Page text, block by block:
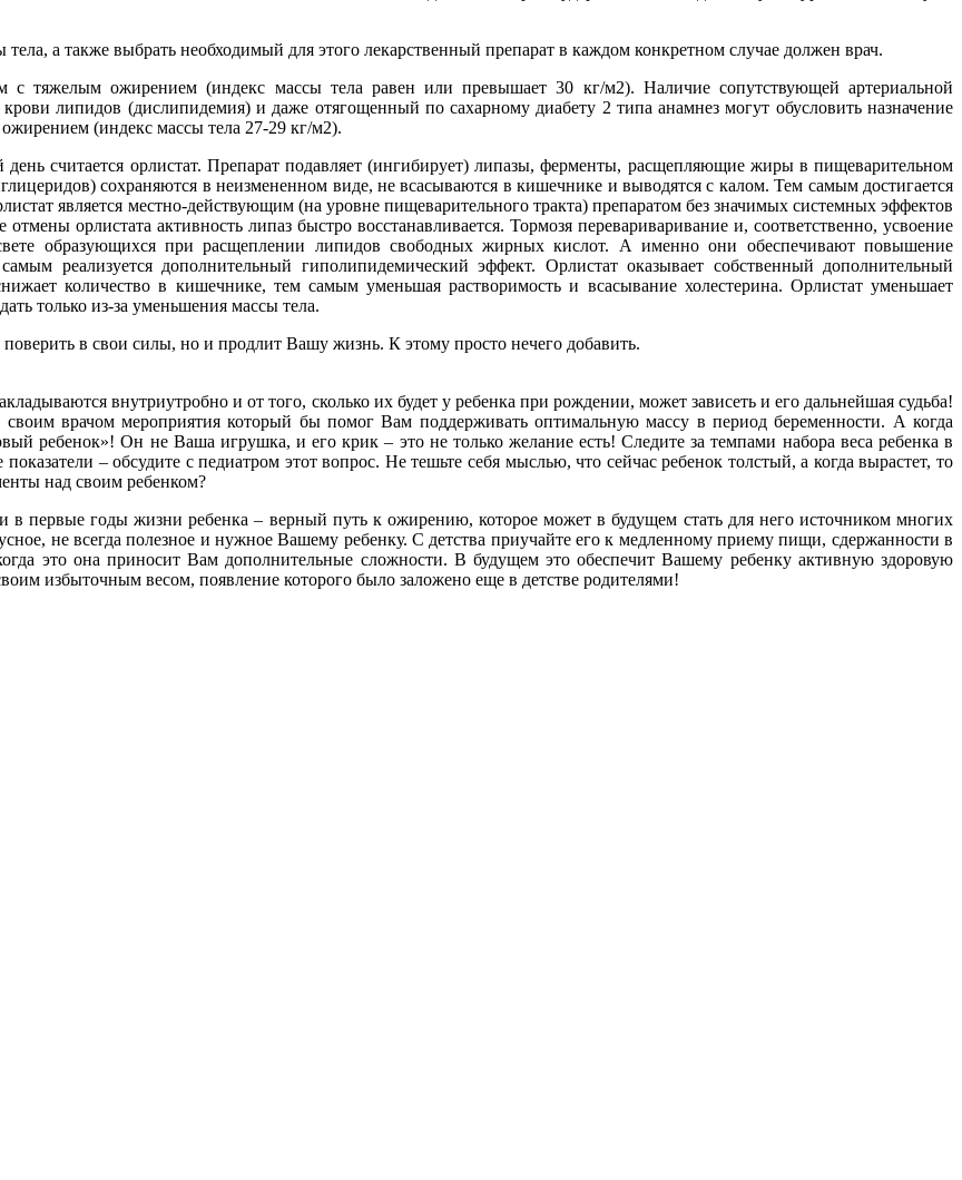
а также выбрать необходимый для этого лекарственный препарат в каждом конкретном случае должен врач.
с тяжелым ожирением (индекс массы тела равен или превышает 30 кг/м2). Наличие сопутствующей артериальной
липидов (дислипидемия) и даже отягощенный по сахарному диабету 2 типа анамнез могут обусловить назначение
(индекс массы тела 27-29 кг/м2).
считается орлистат. Препарат подавляет (ингибирует) липазы, ферменты, расщепляющие жиры в пищеварительном
сохраняются в неизмененном виде, не всасываются в кишечнике и выводятся с калом. Тем самым достигается
является местно-действующим (на уровне пищеварительного тракта) препаратом без значимых системных эффектов
орлистата активность липаз быстро восстанавливается. Тормозя перевариваривание и, соответственно, усвоение
образующихся при расщеплении липидов свободных жирных кислот. А именно они обеспечивают повышение
реализуется дополнительный гиполипидемический эффект. Орлистат оказывает собственный дополнительный
количество в кишечнике, тем самым уменьшая растворимость и всасывание холестерина. Орлистат уменьшает
только из-за уменьшения массы тела.
в свои силы, но и продлит Вашу жизнь. К этому просто нечего добавить.
внутриутробно и от того, сколько их будет у ребенка при рождении, может зависеть и его дальнейшая судьба!
своим врачом мероприятия который бы помог Вам поддерживать оптимальную массу в период беременности. А когда
ребенок»! Он не Ваша игрушка, и его крик – это не только желание есть! Следите за темпами набора веса ребенка в
– обсудите с педиатром этот вопрос. Не тешьте себя мыслью, что сейчас ребенок толстый, а когда вырастет, то
над своим ребенком?
в первые годы жизни ребенка – верный путь к ожирению, которое может в будущем стать для него источником многих
не всегда полезное и нужное Вашему ребенку. С детства приучайте его к медленному приему пищи, сдержанности в
это она приносит Вам дополнительные сложности. В будущем это обеспечит Вашему ребенку активную здоровую
избыточным весом, появление которого было заложено еще в детстве родителями!